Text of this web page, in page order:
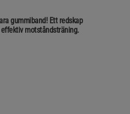
gummiband! Ett redskap
motståndsträning.